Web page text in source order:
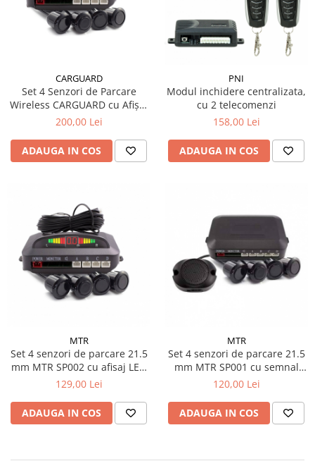
15W40
Aditivi Auto
Antigel
Lichid de Frana
Lichid de Parbriz
Uleiuri Hidraulice
Vaselina si Lubrifianti Auto
CARGUARD
Set 4 Senzori de Parcare
Wireless CARGUARD cu Afișaj
LED și Semnal Acustic (Senzori
200,00 Lei
ADAUGA IN COS
PNI
Modul inchidere centralizata,
cu 2 telecomenzi
158,00 Lei
ADAUGA IN COS
MTR
Set 4 senzori de parcare 21.5
mm MTR SP002 cu afisaj LED
si semnal acustic
129,00 Lei
ADAUGA IN COS
MTR
Set 4 senzori de parcare 21.5
mm MTR SP001 cu semnal
acustic
120,00 Lei
ADAUGA IN COS